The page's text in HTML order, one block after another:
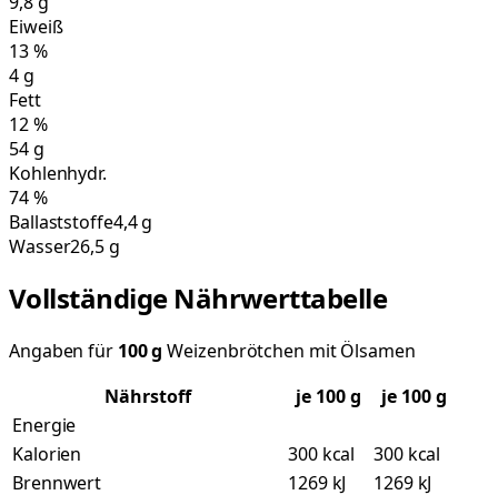
Eiweiß
13%
4g
Fett
12%
54g
Kohlenhydr.
74%
Ballaststoffe4,4 g
Wasser26,5 g
Vollständige Nährwerttabelle
Angaben für 100g Weizenbrötchen mit Ölsamen
Nährstoff
je 100g
je 100 g
Energie
Kalorien
300 kcal
300 kcal
Brennwert
1269 kJ 1269 kJ